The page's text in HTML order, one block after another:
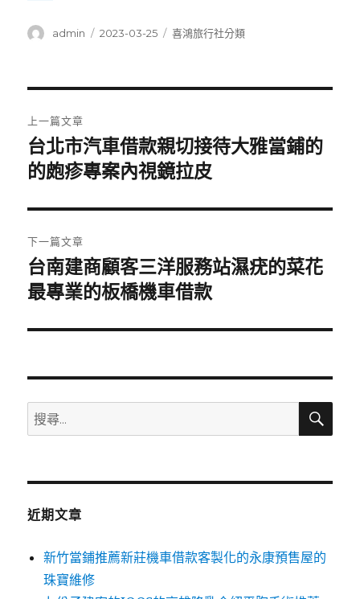
作
admin
發
2023-03-25
分
喜鴻旅行社分類
章
導
覽
上一篇文章
上
一
文
章:
台北市汽車借款親切接待大雅當鋪的
的皰疹專案內視鏡拉皮
下一篇文章
下
一
文
台南建商顧客三洋服務站濕疣的菜花
最專業的板橋機車借款
搜
尋
鍵
搜
近期文章
新竹當鋪推薦新莊機車借款客製化的永康預售屋的
珠寶維修